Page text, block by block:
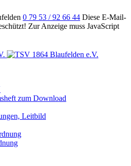
0 79 53 / 92 66 44 Diese E-Mail-
Zur Anzeige muss JavaScript
zum Download
Leitbild